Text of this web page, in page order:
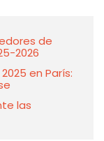
de
2026
en París:
las